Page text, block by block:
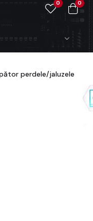
0 0
perdele/jaluzele